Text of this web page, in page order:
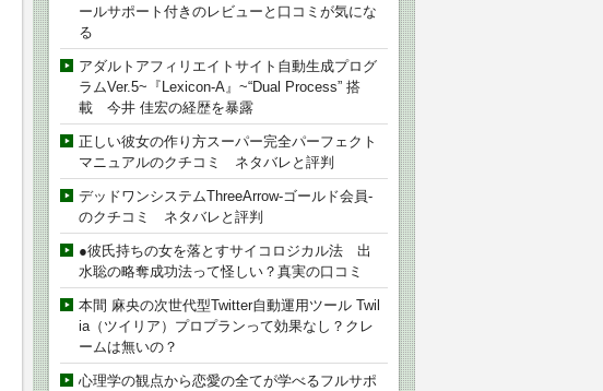
ールサポート付きのレビューと口コミが気にな
る
アダルトアフィリエイトサイト自動生成プログ
ラムVer.5~『Lexicon-A』~“Dual Process” 搭
載 今井 佳宏の経歴を暴露
正しい彼女の作り方スーパー完全パーフェクト
マニュアルのクチコミ ネタバレと評判
デッドワンシステムThreeArrow-ゴールド会員-
のクチコミ ネタバレと評判
●彼氏持ちの女を落とすサイコロジカル法 出
水聡の略奪成功法って怪しい？真実の口コミ
本間 麻央の次世代型Twitter自動運用ツール Twil
ia（ツイリア）プロプランって効果なし？クレ
ームは無いの？
心理学の観点から恋愛の全てが学べるフルサポ